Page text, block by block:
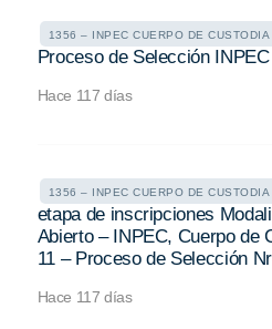
1356 – INPEC CUERPO DE CUSTODIA
Proceso de Selección INPEC
Hace 117 días
1356 – INPEC CUERPO DE CUSTODIA
etapa de inscripciones
Abierto – INPEC, Cuerpo de
11 – Proceso de Selección
Hace 117 días